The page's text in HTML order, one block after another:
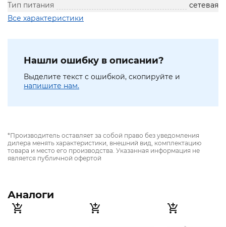
Тип питания
сетевая
Все характеристики
Нашли ошибку в описании?
Выделите текст с ошибкой, скопируйте и
напишите нам.
*Производитель оставляет за собой право без уведомления
дилера менять характеристики, внешний вид, комплектацию
товара и место его производства. Указанная информация не
является публичной офертой
Аналоги